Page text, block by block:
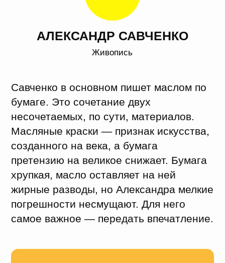
СЕРГЕЙ ФЕДУЛОВ
Федулов увлекается научной
Стиль художника можно определить как
иронии и сарказма. В его мире
торжествует коммунизм вселенского
масштаба, но не агрессивный или
угрожающий: это идеальная модель
межгалактического порядка.